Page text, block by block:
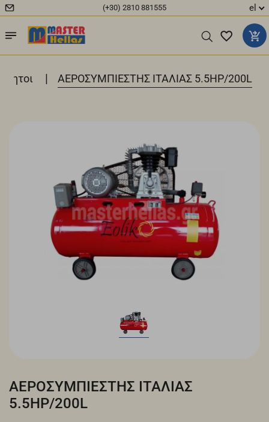
(+30) 2810 881555 el
| ΑΕΡΟΣΥΜΠΙΕΣΤΗΣ ΙΤΑΛΙΑΣ 5.5HP/200L
ΑΕΡΟΣΥΜΠΙΕΣΤΗΣ ΙΤΑΛΙΑΣ
5.5HP/200L